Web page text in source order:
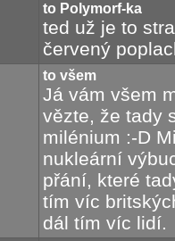
to Polymorf-ka
ted už je to
červený
to všem
Já vám všem
vězte, že tady
milénium :-D
nukleární
přání, které
tím víc
dál tím víc lidí.